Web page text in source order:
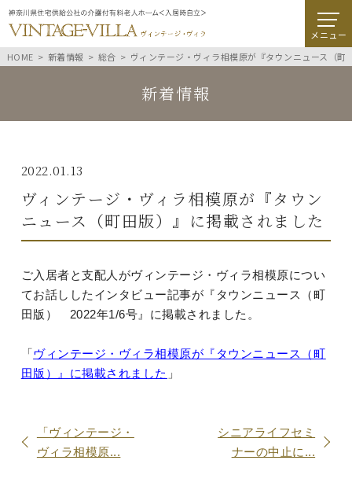
メニュー
HOME
新着情報 総合 ヴィンテージ・ヴィラ相模原が『タウンニュース（町
新着情報
2022.01.13
ヴィンテージ・ヴィラ相模原が『タウン
ニュース（町田版）』に掲載されました
ご入居者と支配人がヴィンテージ・ヴィラ相模原につい
てお話ししたインタビュー記事が『タウンニュース（町
田版） 2022年1/6号』に掲載されました。
「ヴィンテージ・ヴィラ相模原が『タウンニュース（町
田版）』に掲載されました 」
「ヴィンテージ・
ヴィラ相模原...
シニアライフセミ
ナーの中止に...